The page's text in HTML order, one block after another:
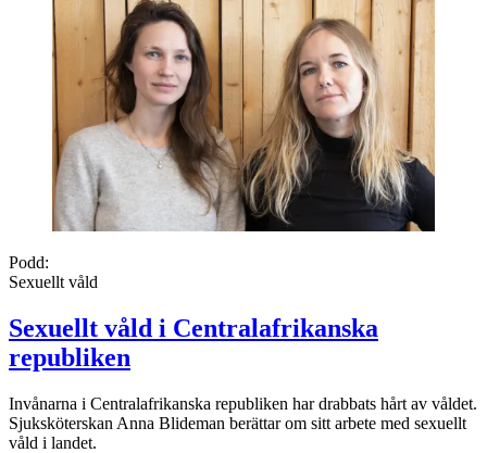
Podd:
Sexuellt våld
Sexuellt våld i Centralafrikanska
republiken
Invånarna i Centralafrikanska republiken har drabbats hårt av våldet.
Sjuksköterskan Anna Blideman berättar om sitt arbete med sexuellt
våld i landet.